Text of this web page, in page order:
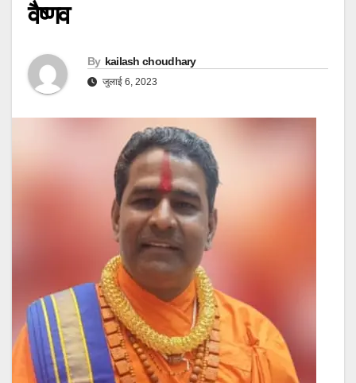
वैष्णव
By kailash choudhary
जुलाई 6, 2023